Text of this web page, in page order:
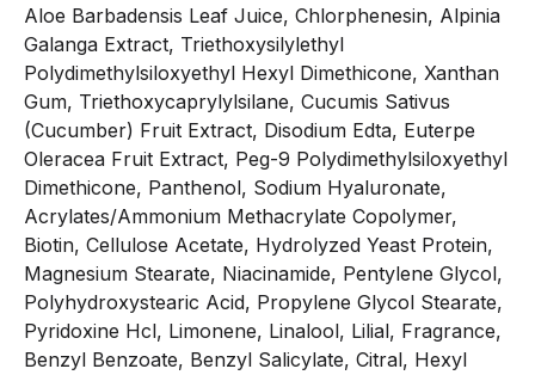
Aloe Barbadensis Leaf Juice, Chlorphenesin, Alpinia
Galanga Extract, Triethoxysilylethyl
Polydimethylsiloxyethyl Hexyl Dimethicone, Xanthan
Gum, Triethoxycaprylylsilane, Cucumis Sativus
(Cucumber) Fruit Extract, Disodium Edta, Euterpe
Oleracea Fruit Extract, Peg-9 Polydimethylsiloxyethyl
Dimethicone, Panthenol, Sodium Hyaluronate,
Acrylates/Ammonium Methacrylate Copolymer,
Biotin, Cellulose Acetate, Hydrolyzed Yeast Protein,
Magnesium Stearate, Niacinamide, Pentylene Glycol,
Polyhydroxystearic Acid, Propylene Glycol Stearate,
Pyridoxine Hcl, Limonene, Linalool, Lilial, Fragrance,
Benzyl Benzoate, Benzyl Salicylate, Citral, Hexyl